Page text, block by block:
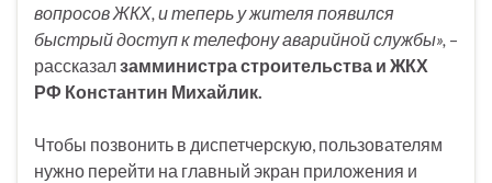
вопросов ЖКХ, и теперь у жителя появился
быстрый доступ к телефону аварийной службы», –
рассказалзамминистра строительства и ЖКХ
РФ Константин Михайлик.
Чтобы позвонить в диспетчерскую, пользователям
нужно перейти на главный экран приложения и